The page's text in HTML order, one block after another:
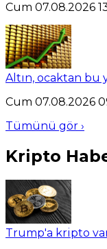
Cum 07.08.2026
Altın, ocaktan bu
Cum 07.08.2026
Tümünü gör ›
Kripto
Trump'a kripto